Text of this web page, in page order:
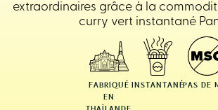
extraordinaires grâce à la
curry vert instantané
FABRIQUÉ
EN
INSTANTANÉPAS DE